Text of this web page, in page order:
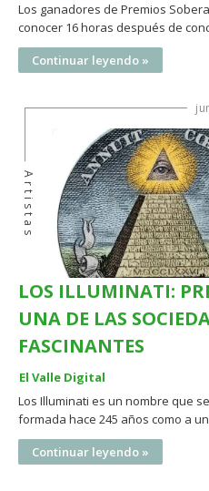
Los ganadores de Premios
conocer 16 horas después de
Continuar leyendo »
Artistas
LOS ILLUMINATI:
UNA DE LAS
FASCINANTES
El Valle Digital
Los Illuminati es un nombre que
formada hace 245 años como a
Continuar leyendo »